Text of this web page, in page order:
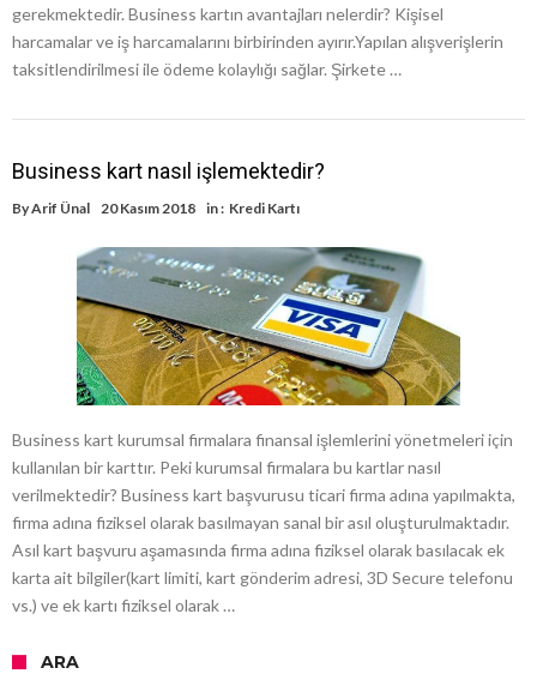
gerekmektedir. Business kartın avantajları nelerdir? Kişisel
harcamalar ve iş harcamalarını birbirinden ayırır.Yapılan alışverişlerin
taksitlendirilmesi ile ödeme kolaylığı sağlar. Şirkete …
Business kart nasıl işlemektedir?
ByArif Ünal 20 Kasım 2018 in : Kredi Kartı
Business kart kurumsal firmalara finansal işlemlerini yönetmeleri için
kullanılan bir karttır. Peki kurumsal firmalara bu kartlar nasıl
verilmektedir? Business kart başvurusu ticari firma adına yapılmakta,
firma adına fiziksel olarak basılmayan sanal bir asıl oluşturulmaktadır.
Asıl kart başvuru aşamasında firma adına fiziksel olarak basılacak ek
karta ait bilgiler(kart limiti, kart gönderim adresi, 3D Secure telefonu
vs.) ve ek kartı fiziksel olarak …
ARA